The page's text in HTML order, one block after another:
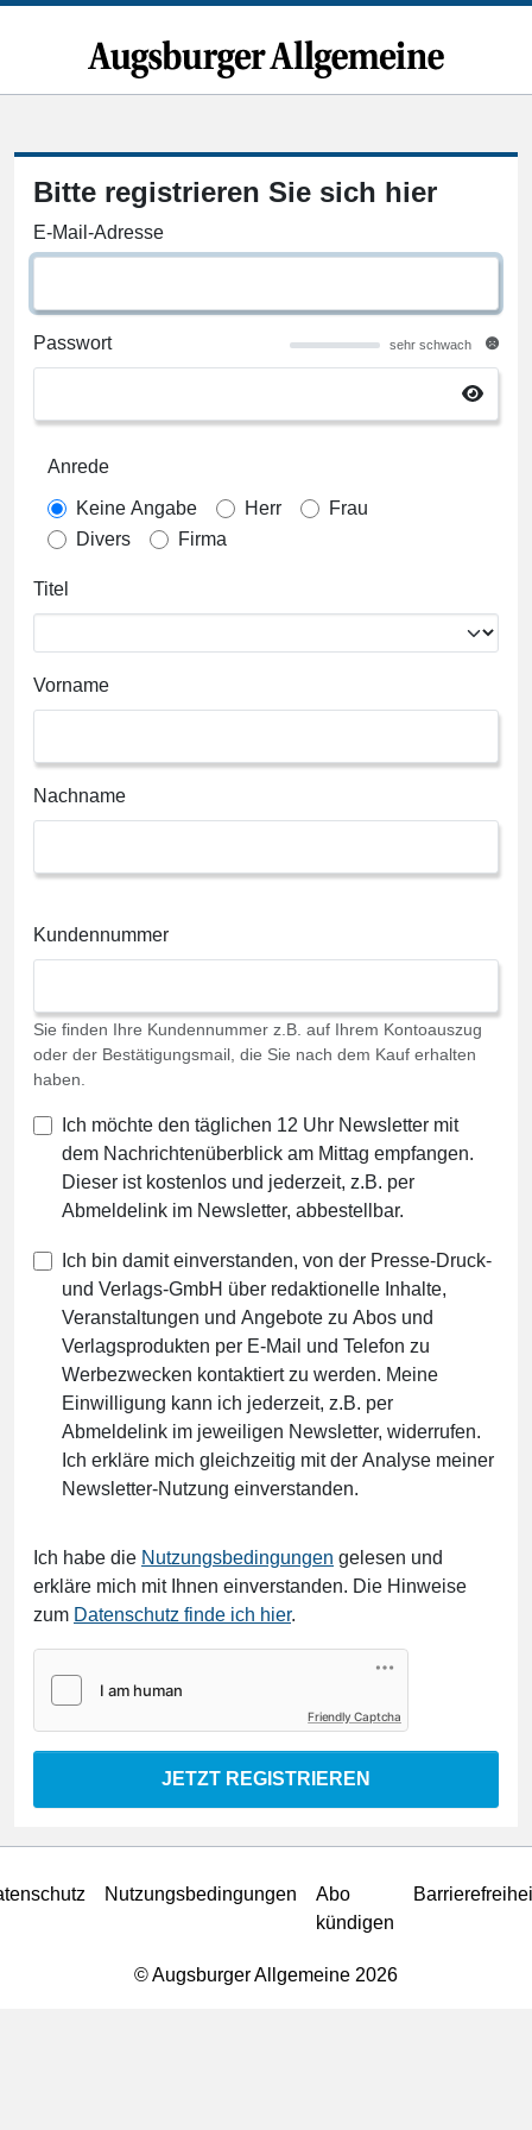
Bitte registrieren Sie sich hier
E-Mail-Adresse
Passwort sehr schwach
Anrede
Keine Angabe Herr
Frau
Divers
Firma
Titel
Vorname
Nachname
Kundennummer
Sie finden Ihre Kundennummer z.B. auf Ihrem Kontoauszug
oder der Bestätigungsmail, die Sie nach dem Kauf erhalten
haben.
Ich möchte den täglichen 12 Uhr Newsletter mit
dem Nachrichtenüberblick am Mittag empfangen.
Dieser ist kostenlos und jederzeit, z.B. per
Abmeldelink im Newsletter, abbestellbar.
Ich bin damit einverstanden, von der Presse-Druck-
und Verlags-GmbH über redaktionelle Inhalte,
Veranstaltungen und Angebote zu Abos und
Verlagsprodukten per E-Mail und Telefon zu
Werbezwecken kontaktiert zu werden. Meine
Einwilligung kann ich jederzeit, z.B. per
Abmeldelink im jeweiligen Newsletter, widerrufen.
Ich erkläre mich gleichzeitig mit der Analyse meiner
Newsletter-Nutzung einverstanden.
Ich habe die Nutzungsbedingungen gelesen und
erkläre mich mit Ihnen einverstanden. Die Hinweise
zum Datenschutz finde ich hier.
Friendly Captcha
JETZT REGISTRIEREN
Nutzungsbedingungen
Abo
kündigen
© Augsburger Allgemeine 2026